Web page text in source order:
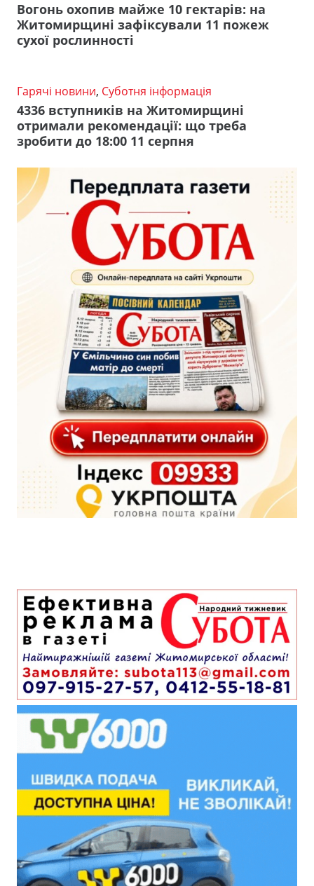
Вогонь охопив майже 10 гектарів: на
Житомирщині зафіксували 11 пожеж
сухої рослинності
Гарячі новини, Суботня інформація
4336 вступників на Житомирщині
отримали рекомендації: що треба
зробити до 18:00 11 серпня